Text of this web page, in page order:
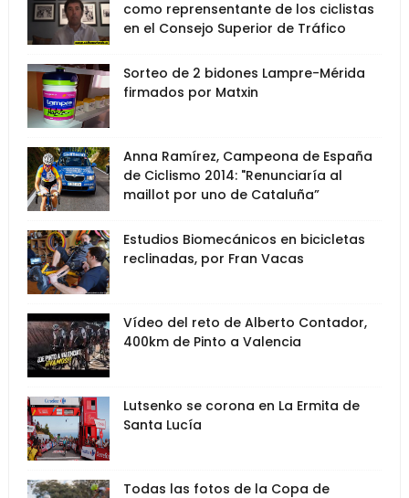
como reprensentante de los ciclistas
en el Consejo Superior de Tráfico
Sorteo de 2 bidones Lampre-Mérida
firmados por Matxin
Anna Ramírez, Campeona de España
de Ciclismo 2014: "Renunciaría al
maillot por uno de Cataluña”
Estudios Biomecánicos en bicicletas
reclinadas, por Fran Vacas
Vídeo del reto de Alberto Contador,
400km de Pinto a Valencia
Lutsenko se corona en La Ermita de
Santa Lucía
Todas las fotos de la Copa de